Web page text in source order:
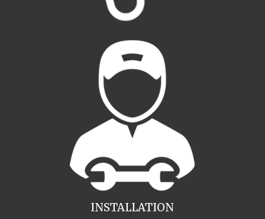
INSTALLATION